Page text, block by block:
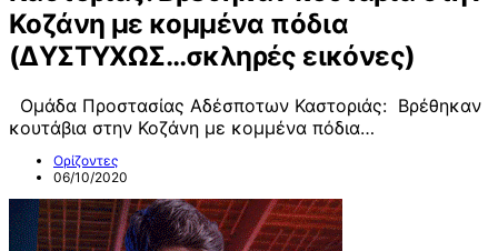
Κοζάνη με κομμένα πόδια
(ΔΥΣΤΥΧΩΣ…σκληρές εικόνες)
Ομάδα Προστασίας Αδέσποτων Καστοριάς: Βρέθηκαν
κουτάβια στην Κοζάνη με κομμένα πόδια…
Ορίζοντες
06/10/2020